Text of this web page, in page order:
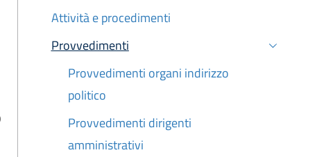
Attività e procedimenti
Provvedimenti
Attivo
Provvedimenti organi indirizzo
politico
Provvedimenti dirigenti
amministrativi